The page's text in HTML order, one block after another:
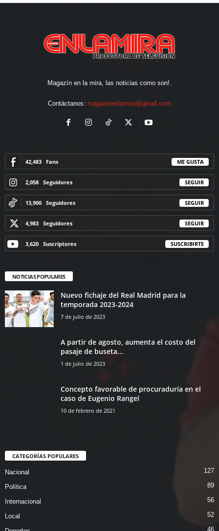
Magazín en la mira, las noticias como son!.
Contáctanos: magazinenlamira@gmail.com
42,483 Fans ME GUSTA
2,058 Seguidores SEGUIR
13,900 Seguidores SEGUIR
4,983 Seguidores SEGUIR
3,620 Suscriptores SUSCRIBIRTE
NOTICIAS POPULARES
Nuevo fichaje del Real Madrid para la
temporada 2023-2024
7 de julio de 2023
A partir de agosto, aumenta el costo del
pasaje de buseta...
1 de julio de 2023
Concepto favorable de procuraduría en el
caso de Eugenio Rangel
10 de febrero de 2021
CATEGORÍAS POPULARES
Nacional 127
Política 89
Internacional 56
Local 52
46